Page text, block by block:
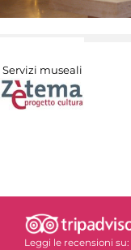
Servizi museali
Leggi le recensioni su: